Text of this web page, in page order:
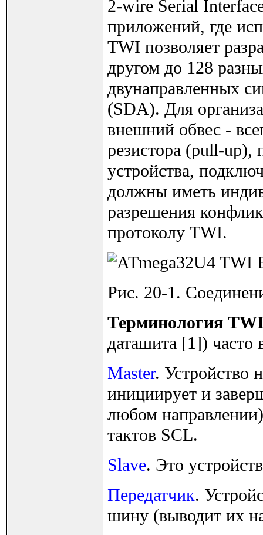
2-wire Serial
приложений, где
TWI позволяет
другом до 128
двунаправленных
(SDA). Для
внешний обвес -
резистора (pull-
устройства,
должны иметь
разрешения
протоколу TWI.
Рис. 20-1.
Терминология
даташита [1]) часто
Master. Устройство
инициирует и
любом
тактов SCL.
Slave. Это
Передатчик.
шину (выводит их